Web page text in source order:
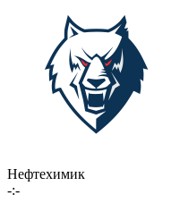
Нефтехимик
-:-